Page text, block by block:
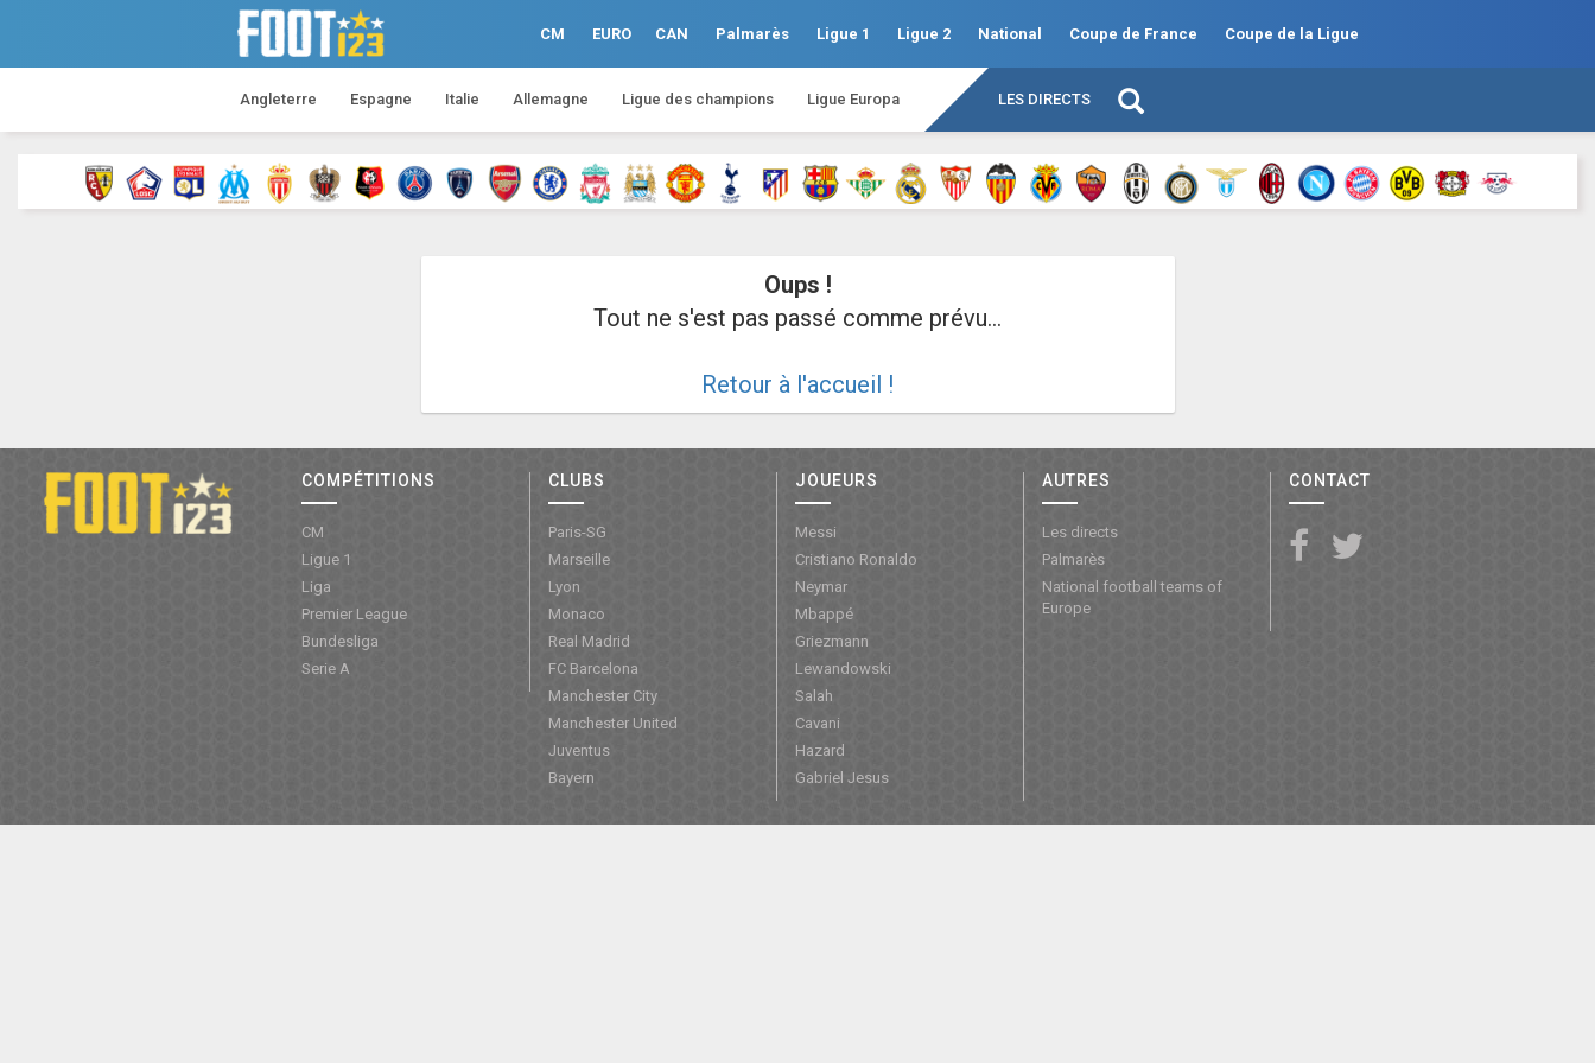
CM EURO CAN Palmarès Ligue 1 Ligue 2 National Coupe de France Coupe de la Ligue
Angleterre Espagne Italie Allemagne Ligue des champions Ligue Europa LES DIRECTS
Oups !
Tout ne s'est pas passé comme prévu...
Retour à l'accueil !
COMPÉTITIONS
CM
Ligue 1
Liga
Premier League
Bundesliga
Serie A
CLUBS
Paris-SG
Marseille
Lyon
Monaco
Real Madrid
FC Barcelona
Manchester City
Manchester United
Juventus
Bayern
JOUEURS
Messi
Cristiano Ronaldo
Neymar
Mbappé
Griezmann
Lewandowski
Salah
Cavani
Hazard
Gabriel Jesus
AUTRES
Les directs
Palmarès
National football teams of
Europe
CONTACT